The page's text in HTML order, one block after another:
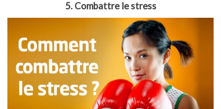
5. Combattre le stress